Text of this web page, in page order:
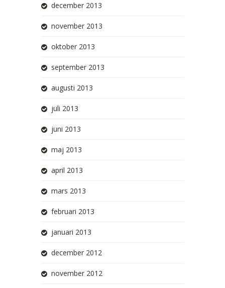
december 2013
november 2013
oktober 2013
september 2013
augusti 2013
juli 2013
juni 2013
maj 2013
april 2013
mars 2013
februari 2013
januari 2013
december 2012
november 2012